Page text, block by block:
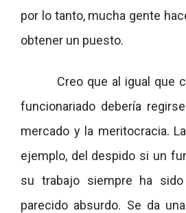
por lo tanto, mucha gente
obtener un puesto.
Creo que al igual que
funcionariado debería
mercado y la meritocracia.
ejemplo, del despido si un
su trabajo siempre ha
parecido absurdo. Se da